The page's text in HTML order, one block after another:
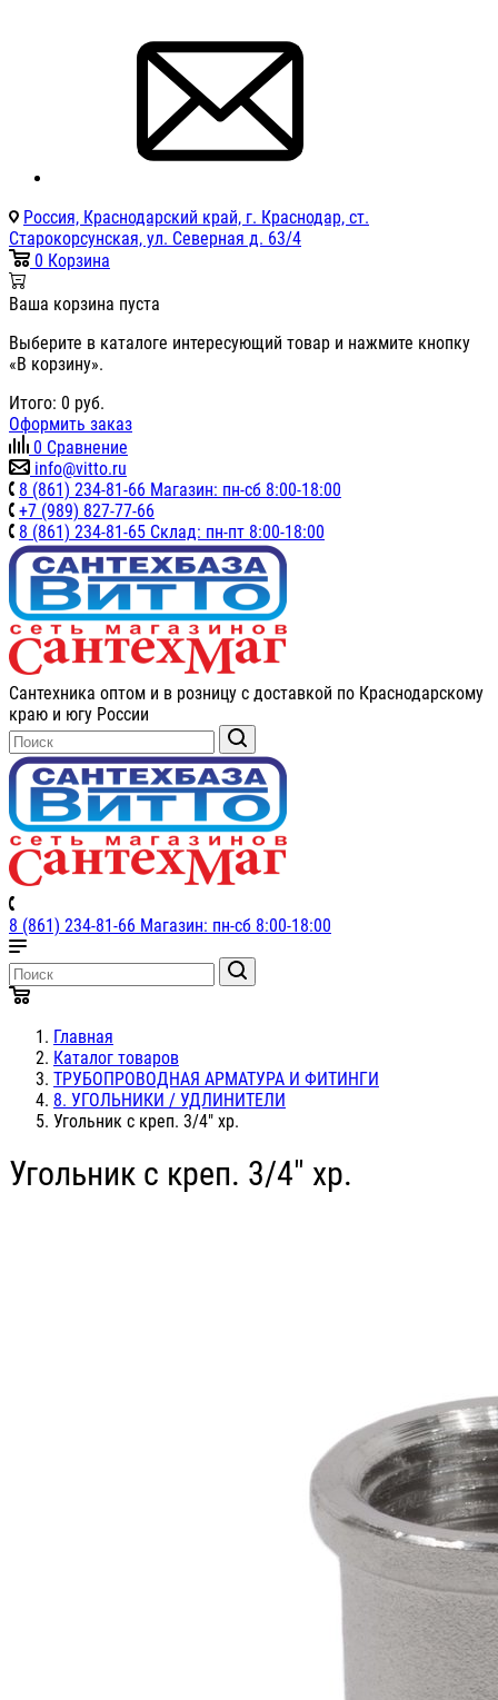
Россия, Краснодарский край, г. Краснодар, ст.
Старокорсунская, ул. Северная д. 63/4
0 Корзина
Ваша корзина пуста
Выберите в каталоге интересующий товар и нажмите кнопку
«В корзину».
Итого: 0 руб.
Оформить заказ
0 Сравнение
info@vitto.ru
8 (861) 234-81-66 Магазин: пн-сб 8:00-18:00
+7 (989) 827-77-66
8 (861) 234-81-65 Склад: пн-пт 8:00-18:00
Сантехника оптом и в розницу с доставкой по Краснодарскому
краю и югу России
8 (861) 234-81-66 Магазин: пн-сб 8:00-18:00
Главная
Каталог товаров
ТРУБОПРОВОДНАЯ АРМАТУРА И ФИТИНГИ
8. УГОЛЬНИКИ / УДЛИНИТЕЛИ
Угольник c креп. 3/4" хр.
Угольник c креп. 3/4" хр.